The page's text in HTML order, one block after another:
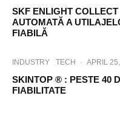
SKF ENLIGHT
AUTOMATĂ A
FIABILĂ
INDUSTRY TECH · APRIL
SKINTOP ® : PESTE 40
FIABILITATE